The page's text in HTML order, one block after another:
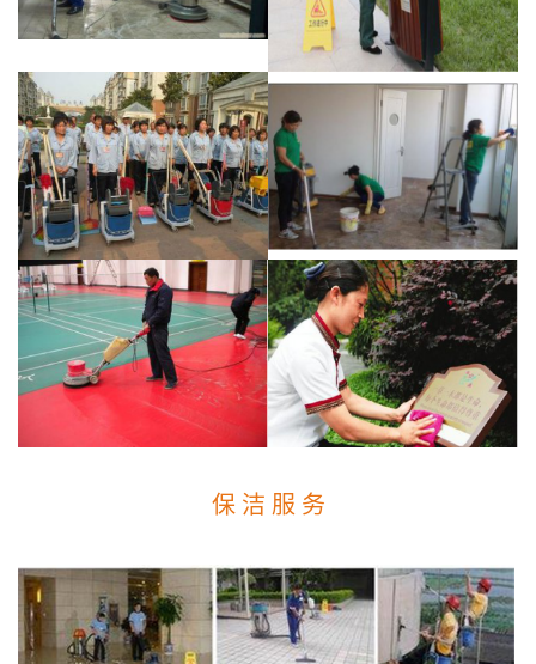
保 洁 服 务